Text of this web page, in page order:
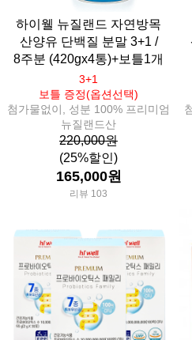
하이웰 뉴질랜드 자연방목
산양유 단백질 분말 3+1 /
8주분 (420gx4통)+보틀1개
3+1
보틀 증정(옵션선택)
첨가물없이, 성분 100% 프리미엄
뉴질랜드산
220,000원
(25%할인)
165,000원
리뷰 103